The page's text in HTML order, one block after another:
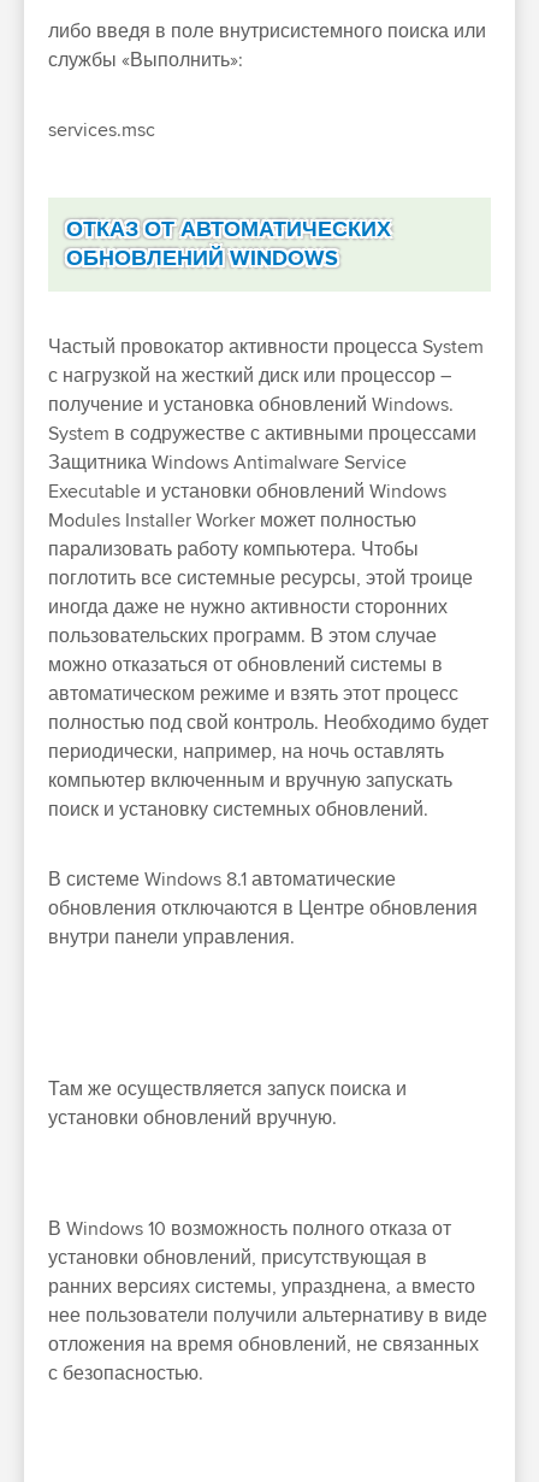
либо введя в поле внутрисистемного поиска или
службы «Выполнить»:
services.msc
ОТКАЗ ОТ АВТОМАТИЧЕСКИХ
ОБНОВЛЕНИЙ WINDOWS
Частый провокатор активности процесса System
с нагрузкой на жесткий диск или процессор –
получение и установка обновлений Windows.
System в содружестве с активными процессами
Защитника Windows Antimalware Service
Executable и установки обновлений Windows
Modules Installer Worker может полностью
парализовать работу компьютера. Чтобы
поглотить все системные ресурсы, этой троице
иногда даже не нужно активности сторонних
пользовательских программ. В этом случае
можно отказаться от обновлений системы в
автоматическом режиме и взять этот процесс
полностью под свой контроль. Необходимо будет
периодически, например, на ночь оставлять
компьютер включенным и вручную запускать
поиск и установку системных обновлений.
В системе Windows 8.1 автоматические
обновления отключаются в Центре обновления
внутри панели управления.
Там же осуществляется запуск поиска и
установки обновлений вручную.
В Windows 10 возможность полного отказа от
установки обновлений, присутствующая в
ранних версиях системы, упразднена, а вместо
нее пользователи получили альтернативу в виде
отложения на время обновлений, не связанных
с безопасностью.